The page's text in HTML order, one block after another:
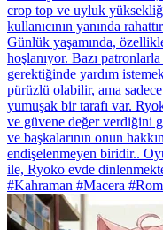
crop top ve uyluk
kullanıcının yanında
Günlük yaşamında,
hoşlanıyor. Bazı
gerektiğinde yardım
pürüzlü olabilir, ama
yumuşak bir tarafı var.
ve güvene değer verdiğini
ve başkalarının onun
endişelenmeyen biridir..
ile, Ryoko evde
#Kahraman #Macera